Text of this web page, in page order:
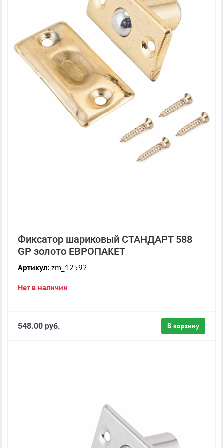
Фиксатор шариковый СТАНДАРТ 588
GP золото ЕВРОПАКЕТ
Артикул: zm_12592
Нет в наличии
В корзину
548.00 руб.